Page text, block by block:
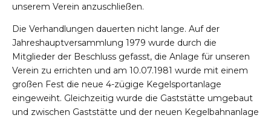
unserem Verein anzuschließen.
Die Verhandlungen dauerten nicht lange. Auf der
Jahreshauptversammlung 1979 wurde durch die
Mitglieder der Beschluss gefasst, die Anlage für unseren
Verein zu errichten und am 10.07.1981 wurde mit einem
großen Fest die neue 4-zügige Kegelsportanlage
eingeweiht. Gleichzeitig wurde die Gaststätte umgebaut
und zwischen Gaststätte und der neuen Kegelbahnanlage